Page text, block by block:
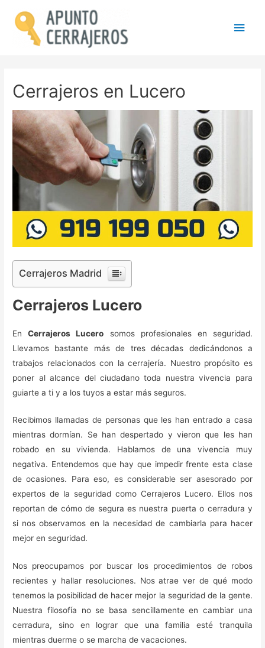
Cerrajeros en Lucero
Cerrajeros Madrid
Cerrajeros Lucero
EnCerrajeros Lucero somos profesionales en seguridad.
Llevamos bastante más de tres décadas dedicándonos a
trabajos relacionados con la cerrajería. Nuestro propósito es
poner al alcance del ciudadano toda nuestra vivencia para
guiarte a ti y a los tuyos a estar más seguros.
Recibimos llamadas de personas que les han entrado a casa
mientras dormían. Se han despertado y vieron que les han
robado en su vivienda. Hablamos de una vivencia muy
negativa. Entendemos que hay que impedir frente esta clase
de ocasiones. Para eso, es considerable ser asesorado por
expertos de la seguridad como Cerrajeros Lucero. Ellos nos
reportan de cómo de segura es nuestra puerta o cerradura y
si nos observamos en la necesidad de cambiarla para hacer
mejor en seguridad.
Nos preocupamos por buscar los procedimientos de robos
recientes y hallar resoluciones. Nos atrae ver de qué modo
tenemos la posibilidad de hacer mejor la seguridad de la gente.
Nuestra filosofía no se basa sencillamente en cambiar una
cerradura, sino en lograr que una familia esté tranquila
mientras duerme o se marcha de vacaciones.